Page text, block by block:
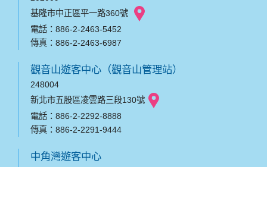
基隆市中正區平一路360號
電話：886-2-2463-5452
傳真：886-2-2463-6987
觀音山遊客中心（觀音山管理站）
248004
新北市五股區凌雲路三段130號
電話：886-2-2292-8888
傳真：886-2-2291-9444
中角灣遊客中心